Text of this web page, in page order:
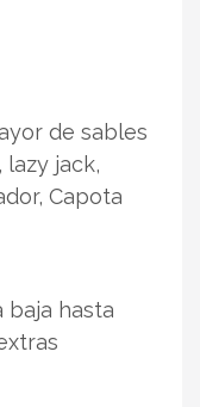
de sables
jack,
Capota
baja hasta